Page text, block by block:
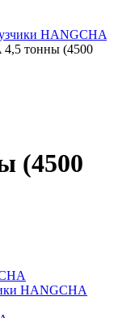
HANGCHA
4,5 тонны (4500
(4500
HANGCHA